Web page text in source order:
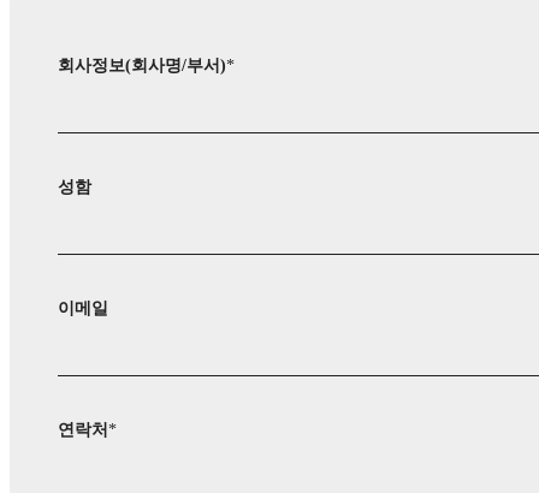
회사정보(회사명/부서)*
성함
이메일
연락처 *